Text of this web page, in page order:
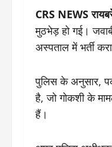
CRS NEWS
मुठभेड़ हो गई।
अस्पताल में भर्ती
पुलिस के अनुसार,
है, जो गोकशी के
हैं।